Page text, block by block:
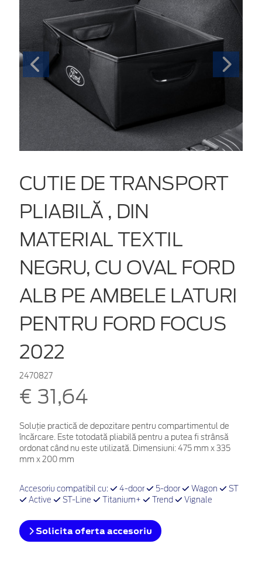
CUTIE DE TRANSPORT
PLIABILĂ , DIN
MATERIAL TEXTIL
NEGRU, CU OVAL FORD
ALB PE AMBELE LATURI
PENTRU FORD FOCUS
2022
2470827
€ 31,64
Soluție practică de depozitare pentru compartimentul de
încărcare. Este totodată pliabilă pentru a putea fi strânsă
ordonat când nu este utilizată. Dimensiuni: 475 mm x 335
mm x 200 mm
Accesoriu compatibil cu: 4-door 5-door Wagon
ST
Active
ST-Line Titanium+ Trend Vignale
Solicita oferta accesoriu